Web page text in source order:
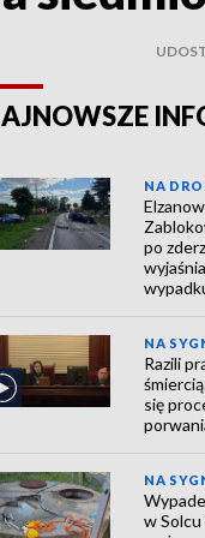
NA
po
NA
Razili
się
NA
w